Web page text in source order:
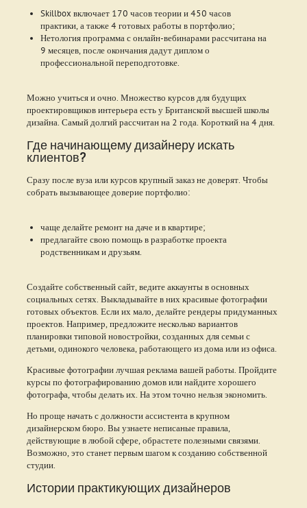
Skillbox включает 170 часов теории и 450 часов
практики, а также 4 готовых работы в портфолио;
Нетология программа с онлайн-вебинарами рассчитана на
9 месяцев, после окончания дадут диплом о
профессиональной переподготовке.
Можно учиться и очно. Множество курсов для будущих
проектировщиков интерьера есть у Британской высшей школы
дизайна. Самый долгий рассчитан на 2 года. Короткий на 4 дня.
Где начинающему дизайнеру искать
клиентов?
Сразу после вуза или курсов крупный заказ не доверят. Чтобы
собрать вызывающее доверие портфолио:
чаще делайте ремонт на даче и в квартире;
предлагайте свою помощь в разработке проекта
родственникам и друзьям.
Создайте собственный сайт, ведите аккаунты в основных
социальных сетях. Выкладывайте в них красивые фотографии
готовых объектов. Если их мало, делайте рендеры придуманных
проектов. Например, предложите несколько вариантов
планировки типовой новостройки, созданных для семьи с
детьми, одинокого человека, работающего из дома или из офиса.
Красивые фотографии лучшая реклама вашей работы. Пройдите
курсы по фотографированию домов или найдите хорошего
фотографа, чтобы делать их. На этом точно нельзя экономить.
Но проще начать с должности ассистента в крупном
дизайнерском бюро. Вы узнаете неписаные правила,
действующие в любой сфере, обрастете полезными связями.
Возможно, это станет первым шагом к созданию собственной
студии.
Истории практикующих дизайнеров